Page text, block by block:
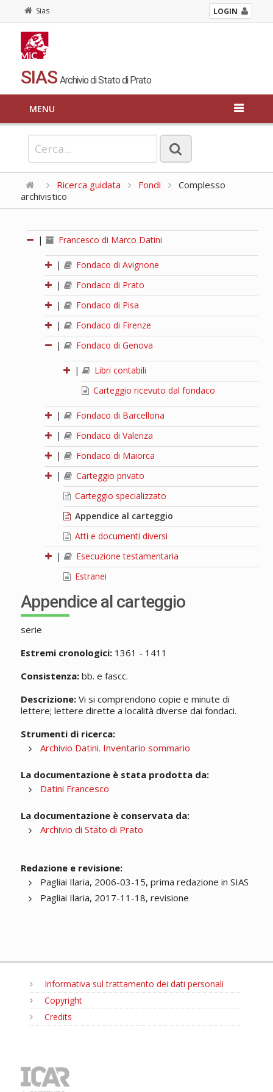
Sias LOGIN
SIAS Archivio di Stato di Prato
MENU
Ricerca guidata Fondi
Complesso
archivistico
| Francesco di Marco Datini
|
Fondaco di Avignone
|
Fondaco di Prato
|
Fondaco di Pisa
|
Fondaco di Firenze
|
Fondaco di Genova
|
Libri contabili
Carteggio ricevuto dal fondaco
|
Fondaco di Barcellona
|
Fondaco di Valenza
|
Fondaco di Maiorca
|
Carteggio privato
Carteggio specializzato
Appendice al carteggio
Atti e documenti diversi
|
Esecuzione testamentaria
Estranei
Appendice al carteggio
serie
Estremi cronologici:1361 - 1411
Consistenza:bb. e fascc.
Descrizione:Vi si comprendono copie e minute di
lettere; lettere dirette a località diverse dai fondaci.
Strumenti di ricerca:
Archivio Datini. Inventario sommario
La documentazione è stata prodotta da:
Datini Francesco
La documentazione è conservata da:
Archivio di Stato di Prato
Redazione e revisione:
Pagliai Ilaria, 2006-03-15, prima redazione in SIAS
Pagliai Ilaria, 2017-11-18, revisione
Informativa sul trattamento dei dati personali
Copyright
Credits